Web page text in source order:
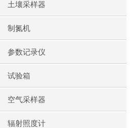
土壤采样器
制氮机
参数记录仪
试验箱
空气采样器
辐射照度计